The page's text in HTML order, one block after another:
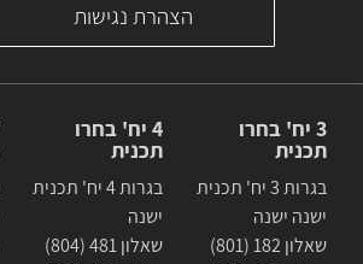
הצהרת נגישות
3 יח' בחרו
תכנית
בגרות 3 יח' תכנית
ישנה ישנה
שאלון 182 (801)
4 יח' בחרו
תכנית
בגרות 4 יח' תכנית
ישנה
שאלון 481 (804)